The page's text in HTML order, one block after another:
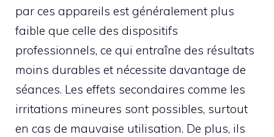
par ces appareils est généralement plus
faible que celle des dispositifs
professionnels, ce qui entraîne des résultats
moins durables et nécessite davantage de
séances. Les effets secondaires comme les
irritations mineures sont possibles, surtout
en cas de mauvaise utilisation. De plus, ils